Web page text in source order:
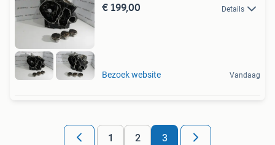
€ 199,00 Details
Bezoek website Vandaag
1 2 3